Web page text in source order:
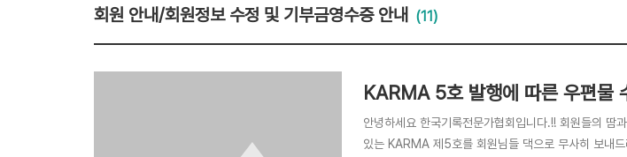
회원 안내/회원정보 수정 및 기부금영수증 안내 (11)
KARMA 5호 발행에 따른 우편물
안녕하세요 한국기록전문가협회입니다.!! 회원들의
있는 KARMA 제5호를 회원님들 댁으로 무사히 보내